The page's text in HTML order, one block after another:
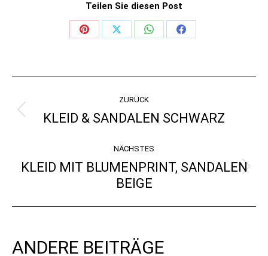
Teilen Sie diesen Post
Share
Share
Share
Share
ZURÜCK
Vorheriger
KLEID & SANDALEN SCHWARZ
NÄCHSTES
Nächster
Beitrag:
KLEID MIT BLUMENPRINT, SANDALEN
BEIGE
ANDERE BEITRÄGE